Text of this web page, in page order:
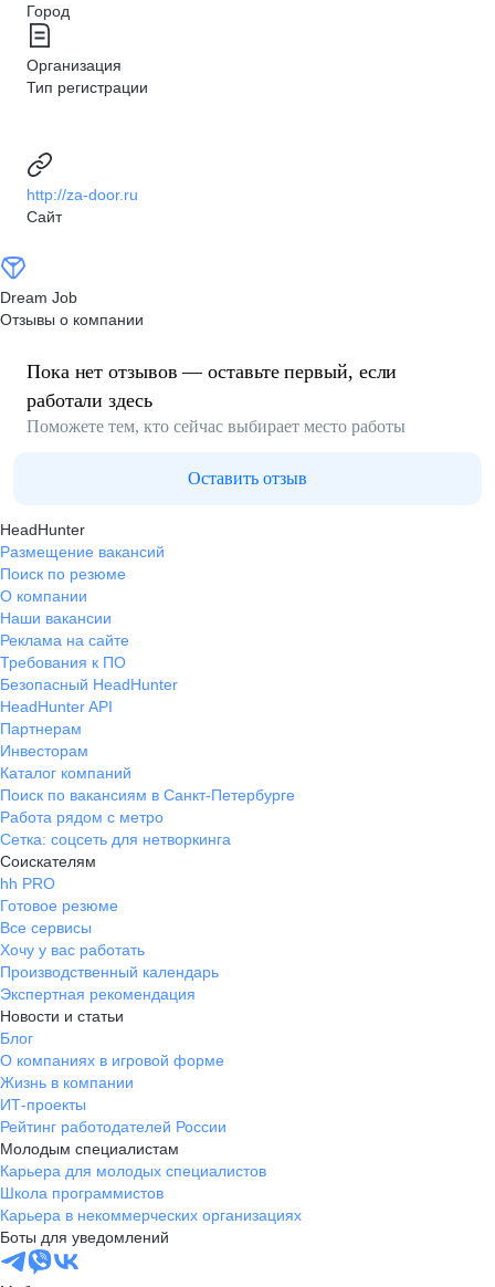
Город
Организация
Тип регистрации
http://za-door.ru
Сайт
Dream Job
Отзывы о компании
Пока нет отзывов — оставьте первый, если
работали здесь
Поможете тем, кто сейчас выбирает место работы
Оставить отзыв
HeadHunter
Размещение вакансий
Поиск по резюме
О компании
Наши вакансии
Реклама на сайте
Требования к ПО
Безопасный HeadHunter
HeadHunter API
Партнерам
Инвесторам
Каталог компаний
Поиск по вакансиям в Санкт-Петербурге
Работа рядом с метро
Сетка: соцсеть для нетворкинга
Соискателям
hh PRO
Готовое резюме
Все сервисы
Хочу у вас работать
Производственный календарь
Экспертная рекомендация
Новости и статьи
Блог
О компаниях в игровой форме
Жизнь в компании
ИТ-проекты
Рейтинг работодателей России
Молодым специалистам
Карьера для молодых специалистов
Школа программистов
Карьера в некоммерческих организациях
Боты для уведомлений